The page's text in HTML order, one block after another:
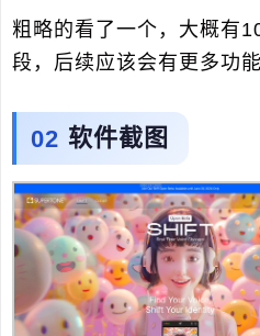
粗略的看了一个，大概有
段，后续应该会有更多功
软件截图